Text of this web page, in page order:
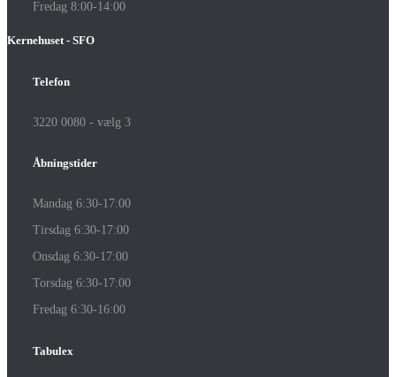
Fredag 8:00-14:00
Kernehuset - SFO
Telefon
3220 0080 - vælg 3
Åbningstider
Mandag 6:30-17:00
Tirsdag 6:30-17:00
Onsdag 6:30-17:00
Torsdag 6:30-17:00
Fredag 6:30-16:00
Tabulex